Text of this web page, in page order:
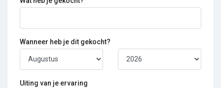
Wanneer heb je dit gekocht?
Uiting van je ervaring